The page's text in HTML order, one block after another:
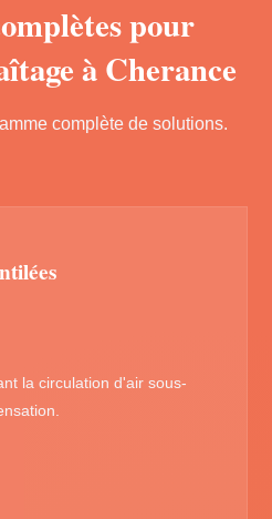
pour
à Cherance
complète de solutions.
la circulation d'air sous-